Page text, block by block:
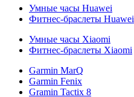
Умные часы Huawei
Фитнес-браслеты Huawei
Умные часы Xiaomi
Фитнес-браслеты Xiaomi
Garmin MarQ
Garmin Fenix
Gramin Tactix 8